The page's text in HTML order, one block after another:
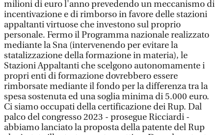
milioni di euro l'anno prevedendo un meccanismo di
incentivazione e di rimborso in favore delle stazioni
appaltanti virtuose che investono sul proprio
personale. Fermo il Programma nazionale realizzato
mediante la Sna (intervenendo per evitare la
statalizzazione della formazione in materia), le
Stazioni Appaltanti che scelgono autonomamente i
propri enti di formazione dovrebbero essere
rimborsate mediante il fondo per la differenza tra la
spesa sostenuta ed una soglia minima di 5.000 euro.
Ci siamo occupati della certificazione dei Rup. Dal
palco del congresso 2023 - prosegue Ricciardi -
abbiamo lanciato la proposta della patente del Rup